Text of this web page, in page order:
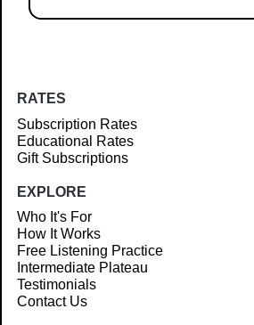
RATES
Subscription Rates
Educational Rates
Gift Subscriptions
EXPLORE
Who It's For
How It Works
Free Listening Practice
Intermediate Plateau
Testimonials
Contact Us